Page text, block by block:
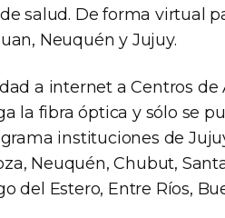
salud. De forma virtual
Neuquén y Jujuy.
a internet a Centros
la fibra óptica y sólo se
instituciones de
Neuquén, Chubut,
del Estero, Entre Ríos,